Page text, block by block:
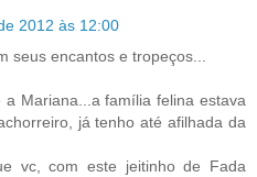
2012 às 12:00
seus encantos e tropeços...
Mariana...a família felina estava
já tenho até afilhada da
vc, com este jeitinho de Fada